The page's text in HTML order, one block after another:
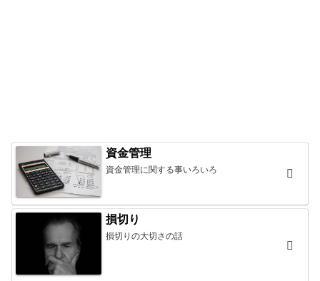
資金管理
資金管理に関する事いろいろ
損切り
損切りの大切さの話